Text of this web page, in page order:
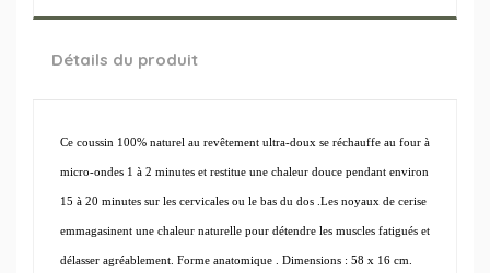
Détails du produit
Ce coussin 100% naturel au revêtement ultra-doux se réchauffe au four à
micro-ondes 1 à 2 minutes et restitue une chaleur douce pendant environ
15 à 20 minutes sur les cervicales ou le bas du dos .Les noyaux de cerise
emmagasinent une chaleur naturelle pour détendre les muscles fatigués et
délasser agréablement. Forme anatomique . Dimensions : 58 x 16 cm.